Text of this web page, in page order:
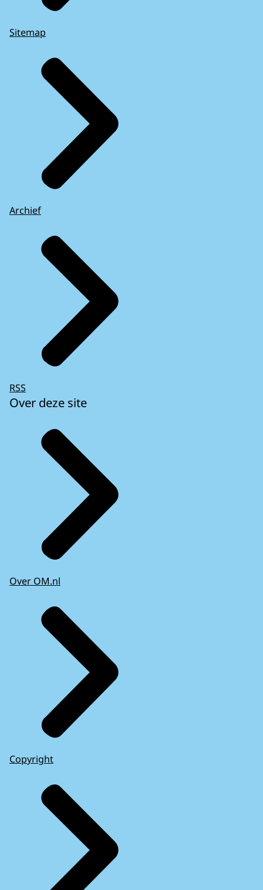
Sitemap
Archief
RSS
Over deze site
Over OM.nl
Copyright